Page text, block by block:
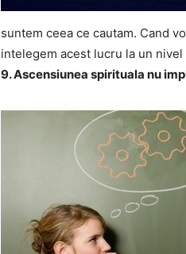
suntem ceea ce cautam. Cand
intelegem acest lucru la un
9. Ascensiunea spirituala nu